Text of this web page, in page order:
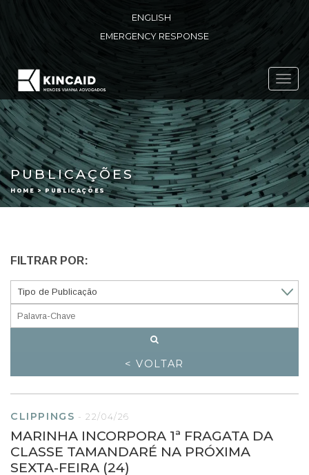
ENGLISH
EMERGENCY RESPONSE
PUBLICAÇÕES
HOME > PUBLICAÇÕES
FILTRAR POR:
< VOLTAR
CLIPPINGS - 22/04/26
MARINHA INCORPORA 1ª FRAGATA DA
CLASSE TAMANDARÉ NA PRÓXIMA
SEXTA-FEIRA (24)